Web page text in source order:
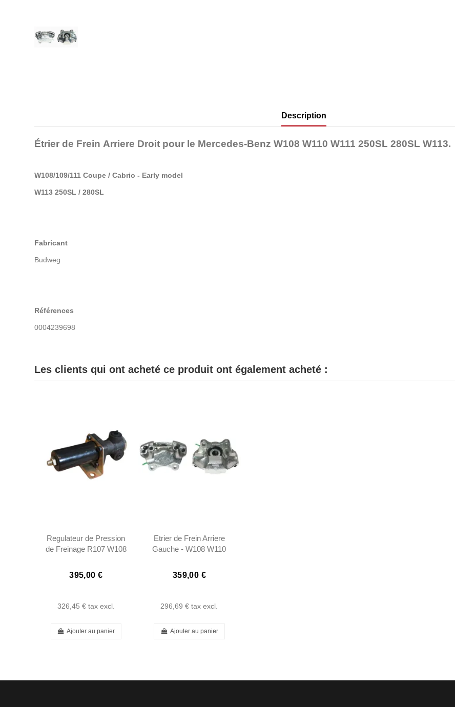
Description
Étrier de Frein Arriere Droit pour le Mercedes-Benz W108 W110 W111 250SL 280SL W113.
W108/109/111 Coupe / Cabrio - Early model
W113 250SL / 280SL
Fabricant
Budweg
Références
0004239698
Les clients qui ont acheté ce produit ont également acheté :
Regulateur de Pression
de Freinage R107 W108
0004313512
0004313612
395,00 €
326,45 € tax excl.
Ajouter au panier
Etrier de Frein Arriere
Gauche - W108 W110
W113 - 0004204683
359,00 €
296,69 € tax excl.
Ajouter au panier